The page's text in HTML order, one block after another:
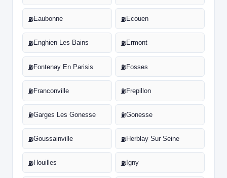
⛽Eaubonne ⛽Ecouen
⛽Enghien Les Bains ⛽Ermont
⛽Fontenay En Parisis ⛽Fosses
⛽Franconville ⛽Frepillon
⛽Garges Les Gonesse ⛽Gonesse
⛽Goussainville ⛽Herblay Sur Seine
⛽Houilles ⛽Igny